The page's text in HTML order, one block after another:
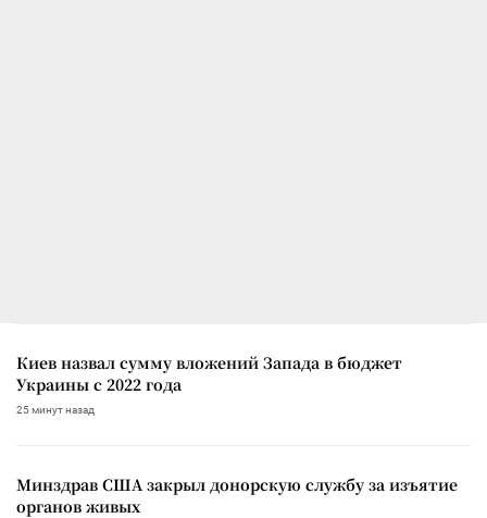
Киев назвал сумму вложений Запада в бюджет
Украины с 2022 года
25 минут назад
Минздрав США закрыл донорскую службу за изъятие
органов живых